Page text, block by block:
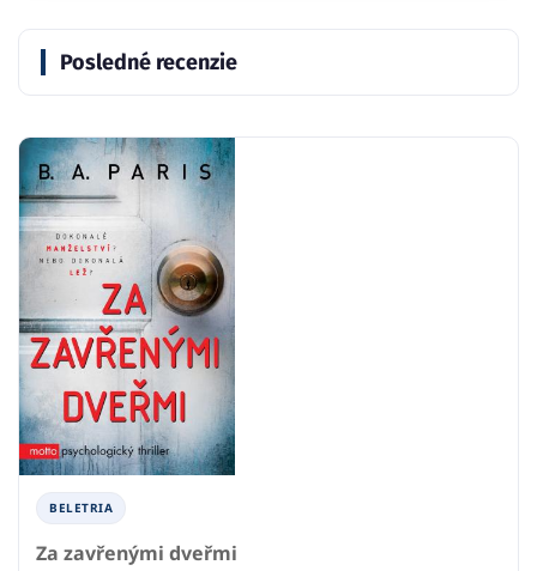
Posledné recenzie
BELETRIA
Za zavřenými dveřmi